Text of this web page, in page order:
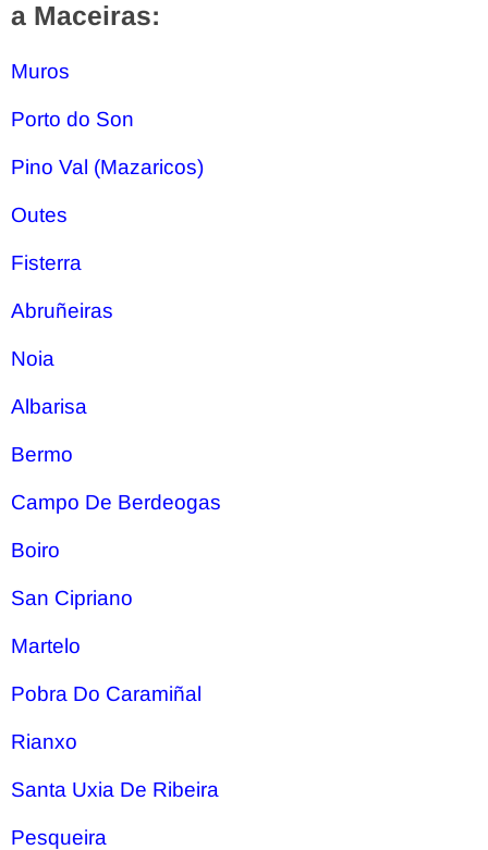
a Maceiras:
Muros
Porto do Son
Pino Val (Mazaricos)
Outes
Fisterra
Abruñeiras
Noia
Albarisa
Bermo
Campo De Berdeogas
Boiro
San Cipriano
Martelo
Pobra Do Caramiñal
Rianxo
Santa Uxia De Ribeira
Pesqueira